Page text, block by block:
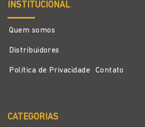
INSTITUCIONAL
Quem somos
Distribuidores
Política de Privacidade Contato
CATEGORIAS